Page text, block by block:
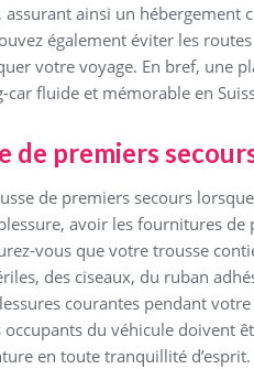
assurant ainsi un hébergement
également éviter les
votre voyage. En bref, une
fluide et mémorable en
de premiers
de premiers secours
avoir les fournitures
vous que votre trousse
des ciseaux, du ruban
courantes pendant
du véhicule doivent
en toute tranquillité d’esprit.